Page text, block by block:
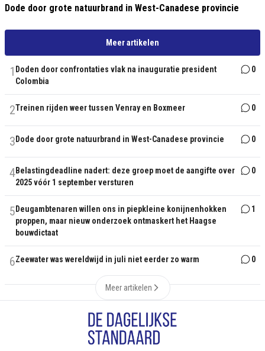
Dode door grote natuurbrand in West-Canadese provincie
Meer artikelen
1 Doden door confrontaties vlak na inauguratie president
Colombia
0
2Treinen rijden weer tussen Venray en Boxmeer 0
3Dode door grote natuurbrand in West-Canadese provincie 0
4Belastingdeadline nadert: deze groep moet de aangifte over
2025 vóór 1 september versturen
0
5Deugambtenaren willen ons in piepkleine konijnenhokken
proppen, maar nieuw onderzoek ontmaskert het Haagse
bouwdictaat
1
6Zeewater was wereldwijd in juli niet eerder zo warm 0
Meer artikelen